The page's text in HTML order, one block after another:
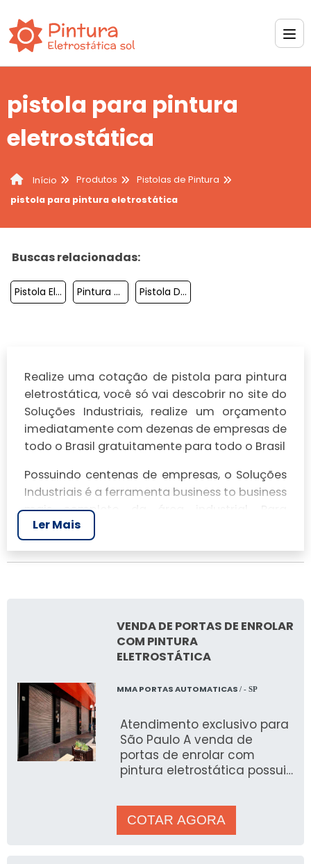
pistola para pintura
eletrostática
Início Produtos
Pistolas de Pintura
pistola para pintura eletrostática
Buscas relacionadas:
Pistola Eletrica Para Pintura Automotiva Pintura Marmorizada Em Parede Pistola De Pintura Baixa Pressao Ar Direto
Realize uma cotação de pistola para pintura
eletrostática, você só vai descobrir no site do
Soluções Industriais, realize um orçamento
imediatamente com dezenas de empresas de
todo o Brasil gratuitamente para todo o Brasil
Possuindo centenas de empresas, o Soluções
Industriais é a ferramenta business to business
mais completo da área industrial. Para
realizar um orçamento de pistola para
pintura eletrostática, clique em um ou mais
dos anuciantes a seguir:
Pistola de Pintura|Pintura
Ler Mais
VENDA DE PORTAS DE ENROLAR
COM PINTURA
ELETROSTÁTICA
MMA PORTAS AUTOMATICAS / - SP
Atendimento exclusivo para
São Paulo A venda de
portas de enrolar com
pintura eletrostática possui
COTAR AGORA